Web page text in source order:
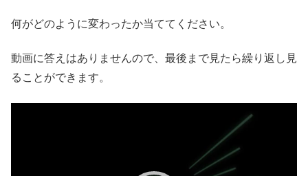
何がどのように変わったか当ててください。
動画に答えはありませんので、最後まで見たら繰り返し見
ることができます。